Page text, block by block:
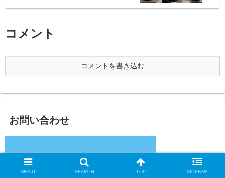
コメント
コメントを書き込む
お問い合わせ
MENU SEARCH TOP SIDEBAR